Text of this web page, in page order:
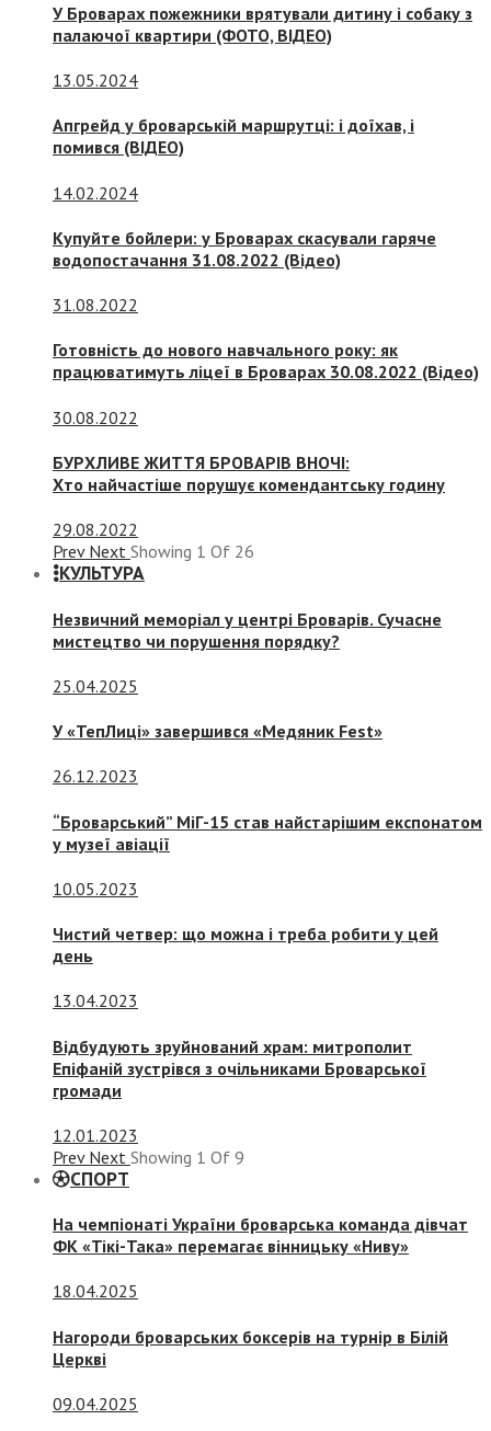
У Броварах пожежники врятували дитину і собаку з
палаючої квартири (ФОТО, ВІДЕО)
13.05.2024
Апгрейд у броварській маршрутці: і доїхав, і
помився (ВІДЕО)
14.02.2024
Купуйте бойлери: у Броварах скасували гаряче
водопостачання 31.08.2022 (Відео)
31.08.2022
Готовність до нового навчального року: як
працюватимуть ліцеї в Броварах 30.08.2022 (Відео)
30.08.2022
БУРХЛИВЕ ЖИТТЯ БРОВАРІВ ВНОЧІ:
Хто найчастіше порушує комендантську годину
29.08.2022
Prev Next Showing 1 Of 26
КУЛЬТУРА
Незвичний меморіал у центрі Броварів. Сучасне
мистецтво чи порушення порядку?
25.04.2025
У «ТепЛиці» завершився «Медяник Fest»
26.12.2023
“Броварський” МіГ-15 став найстарішим експонатом
у музеї авіації
10.05.2023
Чистий четвер: що можна і треба робити у цей
день
13.04.2023
Відбудують зруйнований храм: митрополит
Епіфаній зустрівся з очільниками Броварської
громади
12.01.2023
Prev Next Showing 1 Of 9
СПОРТ
На чемпіонаті України броварська команда дівчат
ФК «Тікі-Така» перемагає вінницьку «Ниву»
18.04.2025
Нагороди броварських боксерів на турнір в Білій
Церкві
09.04.2025